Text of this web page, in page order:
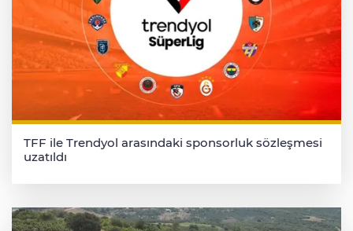
TFF ile Trendyol arasındaki sponsorluk sözleşmesi
uzatıldı